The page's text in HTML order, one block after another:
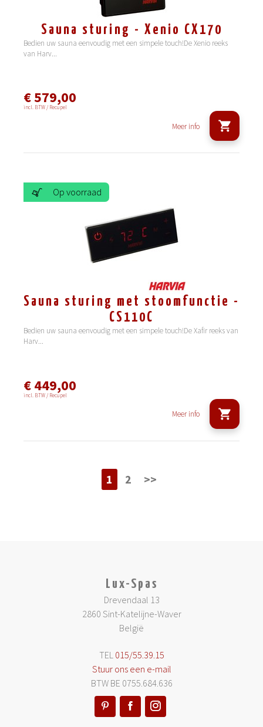
Sauna sturing - Xenio CX170
Bedien uw sauna eenvoudig met een simpele touch!De Xenio reeks
van Harv...
€ 579,00
incl. BTW / Recupel
Meer info
Op voorraad
Sauna sturing met stoomfunctie -
CS110C
Bedien uw sauna eenvoudig met een simpele touch!De Xafir reeks van
Harv...
€ 449,00
incl. BTW / Recupel
Meer info
1 2 >>
Lux-Spas
Drevendaal 13
2860 Sint-Katelijne-Waver
België
TEL 015/55.39.15
Stuur ons een e-mail
BTW BE 0755.684.636